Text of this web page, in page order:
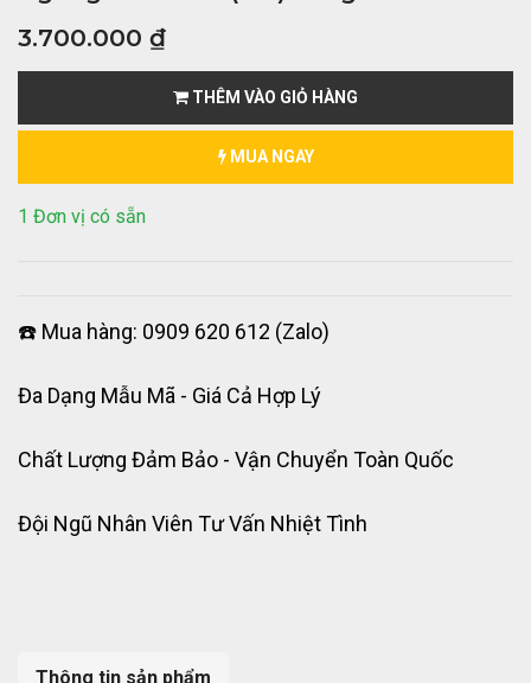
3.700.000 ₫
THÊM VÀO GIỎ HÀNG
MUA NGAY
1 Đơn vị có sẵn
☎️ Mua hàng: 0909 620 612 (Zalo)
Đa Dạng Mẫu Mã - Giá Cả Hợp Lý
Chất Lượng Đảm Bảo - Vận Chuyển Toàn Quốc
Đội Ngũ Nhân Viên Tư Vấn Nhiệt Tình
Thông tin sản phẩm